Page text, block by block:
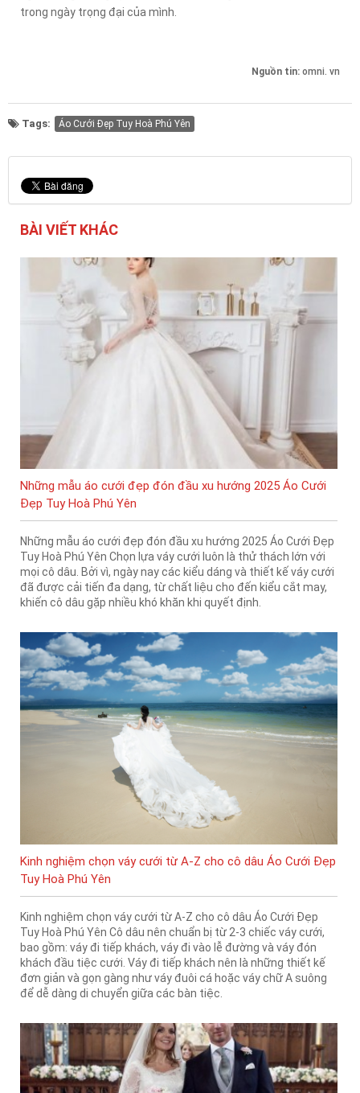
trong ngày trọng đại của mình.
Nguồn tin: omni. vn
Tags: Áo Cưới Đẹp Tuy Hoà Phú Yên
BÀI VIẾT KHÁC
Những mẫu áo cưới đẹp đón đầu xu hướng 2025 Áo Cưới
Đẹp Tuy Hoà Phú Yên
Những mẫu áo cưới đẹp đón đầu xu hướng 2025 Áo Cưới Đẹp
Tuy Hoà Phú Yên Chọn lựa váy cưới luôn là thử thách lớn với
mọi cô dâu. Bởi vì, ngày nay các kiểu dáng và thiết kế váy cưới
đã được cải tiến đa dạng, từ chất liệu cho đến kiểu cắt may,
khiến cô dâu gặp nhiều khó khăn khi quyết định.
Kinh nghiệm chọn váy cưới từ A-Z cho cô dâu Áo Cưới Đẹp
Tuy Hoà Phú Yên
Kinh nghiệm chọn váy cưới từ A-Z cho cô dâu Áo Cưới Đẹp
Tuy Hoà Phú Yên Cô dâu nên chuẩn bị từ 2-3 chiếc váy cưới,
bao gồm: váy đi tiếp khách, váy đi vào lễ đường và váy đón
khách đầu tiệc cưới. Váy đi tiếp khách nên là những thiết kế
đơn giản và gọn gàng như váy đuôi cá hoặc váy chữ A suông
để dễ dàng di chuyển giữa các bàn tiệc.